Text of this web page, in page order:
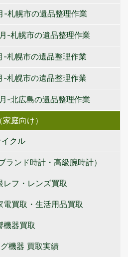
-札幌市の遺品整理作業
-札幌市の遺品整理作業
札幌市の遺品整理作業
札幌市の遺品整理作業
-北広島の遺品整理作業
庭向け）
クル
ランド時計・高級腕時計）
フ・レンズ買取
買取・生活用品買取
機器買取
機器 買取実績